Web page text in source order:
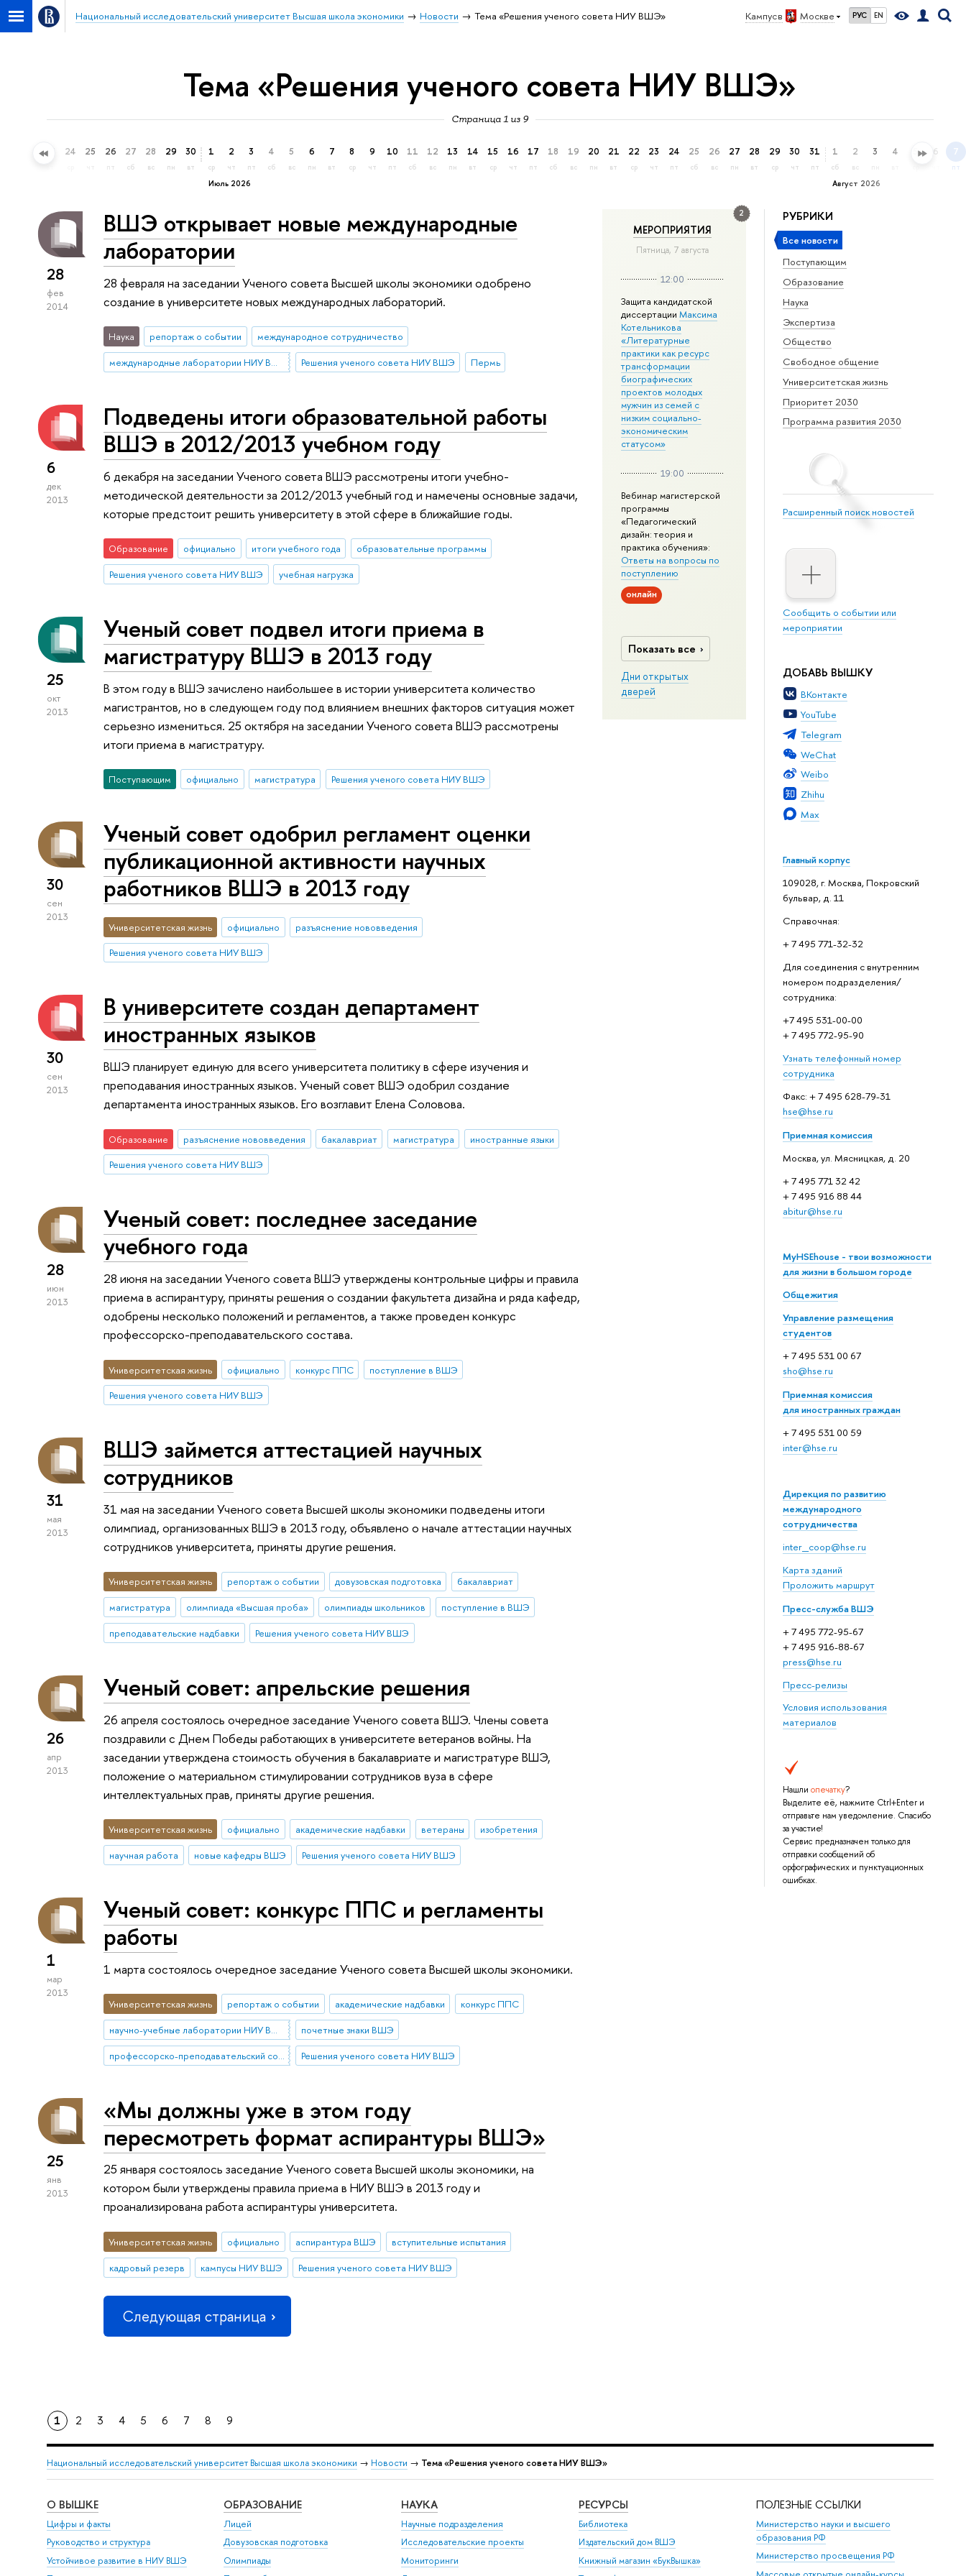
Кампус в Москве РУС EN
Национальный исследовательский университет Высшая школа экономики Новости Тема «Решения ученого совета НИУ ВШЭ»
Тема «Решения ученого совета НИУ ВШЭ»
Страница 1 из 9
23 24 25 26
пт
27
сб
28
вс
29
пн
30
вт
Июль 2026
1
ср
2
чт
3
пт
4
сб
5
вс
6
пн
7
вт
8
ср
9
чт
10
пт
11
сб
12
вс
13
пн
14
вт
15
ср
16
чт
17
пт
18
сб
19
вс
20
пн
21
вт
22
ср
23
чт
24
пт
25
сб
26
вс
27
пн
28
вт
29
ср
30
чт
31
пт
Август 2026
1
сб
2
вс
3 4 5 6 7
пт
РУБРИКИ
Все новости
Поступающим
Образование
Наука
Экспертиза
Общество
Свободное общение
Университетская жизнь
Приоритет 2030
Программа развития 2030
Расширенный поиск новостей
Сообщить о событии или
мероприятии
ДОБАВЬ ВЫШКУ
ВКонтакте
YouTube
Telegram
WeChat
Weibo
Zhihu
Max
Главный корпус
109028, г. Москва, Покровский
бульвар, д. 11
Справочная:
+ 7 495 771-32-32
Для соединения с внутренним
номером подразделения/
сотрудника:
+7 495 531-00-00
+ 7 495 772-95-90
Узнать телефонный номер
сотрудника
Факс: + 7 495 628-79-31
hse@hse.ru
Приемная комиссия
Москва, ул. Мясницкая, д. 20
+ 7 495 771 32 42
+ 7 495 916 88 44
abitur@hse.ru
MyHSEhouse - твои возможности
для жизни в большом городе
Общежития
Управление размещения
студентов
+ 7 495 531 00 67
sho@hse.ru
Приемная комиссия
для иностранных граждан
+ 7 495 531 00 59
inter@hse.ru
Дирекция по развитию
международного
сотрудничества
inter_coop@hse.ru
Карта зданий
Проложить маршрут
Пресс-служба ВШЭ
+ 7 495 772-95-67
+ 7 495 916-88-67
press@hse.ru
Пресс-релизы
Условия использования
материалов
Нашли опечатку?
Выделите её, нажмите Ctrl+Enter и
отправьте нам уведомление. Спасибо
за участие!
Сервис предназначен только для
отправки сообщений об
орфографических и пунктуационных
ошибках.
2
МЕРОПРИЯТИЯ
Пятница, 7 августа
12:00
Защита кандидатской
диссертации Максима
Котельникова
«Литературные
практики как ресурс
трансформации
биографических
проектов молодых
мужчин из семей с
низким социально-
экономическим
статусом»
19:00
Вебинар магистерской
программы
«Педагогический
дизайн: теория и
практика обучения»:
Ответы на вопросы по
поступлению
онлайн
Показать все
Дни открытых
дверей
28
фев
2014
ВШЭ открывает новые международные
лаборатории
28 февраля на заседании Ученого совета Высшей школы экономики одобрено
создание в университете новых международных лабораторий.
Наука репортаж о событии
международное сотрудничество
международные лаборатории НИУ ВШЭ
Решения ученого совета НИУ ВШЭ Пермь
6
дек
2013
Подведены итоги образовательной работы
ВШЭ в 2012/2013 учебном году
6 декабря на заседании Ученого совета ВШЭ рассмотрены итоги учебно-
методической деятельности за 2012/2013 учебный год и намечены основные задачи,
которые предстоит решить университету в этой сфере в ближайшие годы.
Образование официально итоги учебного года
образовательные программы
Решения ученого совета НИУ ВШЭ
учебная нагрузка
25
окт
2013
Ученый совет подвел итоги приема в
магистратуру ВШЭ в 2013 году
В этом году в ВШЭ зачислено наибольшее в истории университета количество
магистрантов, но в следующем году под влиянием внешних факторов ситуация может
серьезно измениться. 25 октября на заседании Ученого совета ВШЭ рассмотрены
итоги приема в магистратуру.
Поступающим официально магистратура Решения ученого совета НИУ ВШЭ
30
сен
2013
Ученый совет одобрил регламент оценки
публикационной активности научных
работников ВШЭ в 2013 году
Университетская жизнь официально
разъяснение нововведения
Решения ученого совета НИУ ВШЭ
30
сен
2013
В университете создан департамент
иностранных языков
ВШЭ планирует единую для всего университета политику в сфере изучения и
преподавания иностранных языков. Ученый совет ВШЭ одобрил создание
департамента иностранных языков. Его возглавит Елена Соловова.
Образование разъяснение нововведения бакалавриат магистратура
иностранные языки
Решения ученого совета НИУ ВШЭ
28
июн
2013
Ученый совет: последнее заседание
учебного года
28 июня на заседании Ученого совета ВШЭ утверждены контрольные цифры и правила
приема в аспирантуру, приняты решения о создании факультета дизайна и ряда кафедр,
одобрены несколько положений и регламентов, а также проведен конкурс
профессорско-преподавательского состава.
Университетская жизнь официально конкурс ППС
поступление в ВШЭ
Решения ученого совета НИУ ВШЭ
31
мая
2013
ВШЭ займется аттестацией научных
сотрудников
31 мая на заседании Ученого совета Высшей школы экономики подведены итоги
олимпиад, организованных ВШЭ в 2013 году, объявлено о начале аттестации научных
сотрудников университета, приняты другие решения.
Университетская жизнь репортаж о событии довузовская подготовка
бакалавриат
магистратура
олимпиада «Высшая проба» олимпиады школьников
поступление в ВШЭ
преподавательские надбавки
Решения ученого совета НИУ ВШЭ
26
апр
2013
Ученый совет: апрельские решения
26 апреля состоялось очередное заседание Ученого совета ВШЭ. Члены совета
поздравили с Днем Победы работающих в университете ветеранов войны. На
заседании утверждена стоимость обучения в бакалавриате и магистратуре ВШЭ,
положение о материальном стимулировании сотрудников вуза в сфере
интеллектуальных прав, приняты другие решения.
Университетская жизнь официально академические надбавки ветераны
изобретения
научная работа
новые кафедры ВШЭ Решения ученого совета НИУ ВШЭ
1
мар
2013
Ученый совет: конкурс ППС и регламенты
работы
1 марта состоялось очередное заседание Ученого совета Высшей школы экономики.
Университетская жизнь репортаж о событии академические надбавки
конкурс ППС
научно-учебные лаборатории НИУ ВШЭ
почетные знаки ВШЭ
профессорско-преподавательский состав
Решения ученого совета НИУ ВШЭ
25
янв
2013
«Мы должны уже в этом году
пересмотреть формат аспирантуры ВШЭ»
25 января состоялось заседание Ученого совета Высшей школы экономики, на
котором были утверждены правила приема в НИУ ВШЭ в 2013 году и
проанализирована работа аспирантуры университета.
Университетская жизнь официально аспирантура ВШЭ
вступительные испытания
кадровый резерв
кампусы НИУ ВШЭ Решения ученого совета НИУ ВШЭ
Следующая страница
1 2 3 4 5 6 7 8 9
Национальный исследовательский университет Высшая школа экономики → Новости → Тема «Решения ученого совета НИУ ВШЭ»
О ВЫШКЕ
Цифры и факты
Руководство и структура
Устойчивое развитие в НИУ ВШЭ
ОБРАЗОВАНИЕ
Лицей
Довузовская подготовка
Олимпиады
НАУКА
Научные подразделения
Исследовательские проекты
Мониторинги
РЕСУРСЫ
Библиотека
Издательский дом ВШЭ
Книжный магазин «БукВышка»
ПОЛЕЗНЫЕ ССЫЛКИ
Министерство науки и высшего
образования РФ
Министерство просвещения РФ